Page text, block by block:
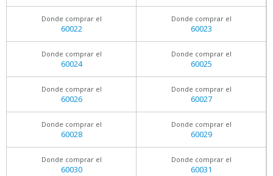
Donde comprar el
60022
Donde comprar el
60023
Donde comprar el
60024
Donde comprar el
60025
Donde comprar el
60026
Donde comprar el
60027
Donde comprar el
60028
Donde comprar el
60029
Donde comprar el
60030
Donde comprar el
60031